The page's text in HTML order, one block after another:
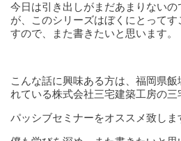
今日は引き出しがまだあまりない
が、このシリーズはぼくにとって
すので、また書きたいと思います。
こんな話に興味ある方は、福岡県
れている株式会社三宅建築工房の三
パッシブセミナーをオススメ致しま